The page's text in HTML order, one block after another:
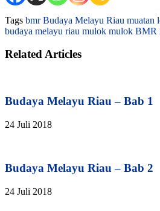
Tags bmr Budaya Melayu Riau muatan
budaya melayu riau mulok mulok BMR
Related Articles
Budaya Melayu Riau – Bab 1
24 Juli 2018
Budaya Melayu Riau – Bab 2
24 Juli 2018